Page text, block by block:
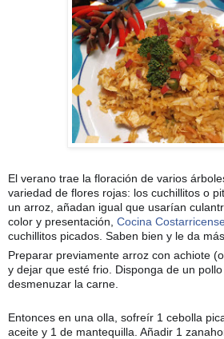
El verano trae la floración de varios
variedad de flores rojas: los cuchillitos o
un arroz, añadan igual que usarían
color y presentación, Cocina
cuchillitos picados. Saben bien y le da
Preparar previamente arroz con achiote
y dejar que esté frio. Disponga de un
desmenuzar la carne.
Entonces en una olla, sofreír 1 cebolla
aceite y 1 de mantequilla. Añadir 1